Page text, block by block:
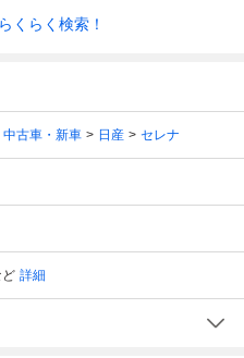
くらく検索！
中古車・新車 日産 セレナ
詳細